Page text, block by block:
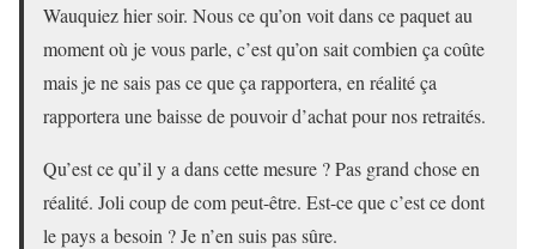
Wauquiez hier soir. Nous ce qu’on voit dans ce paquet au
moment où je vous parle, c’est qu’on sait combien ça coûte
mais je ne sais pas ce que ça rapportera, en réalité ça
rapportera une baisse de pouvoir d’achat pour nos retraités.
Qu’est ce qu’il y a dans cette mesure ? Pas grand chose en
réalité. Joli coup de com peut-être. Est-ce que c’est ce dont
le pays a besoin ? Je n’en suis pas sûre.